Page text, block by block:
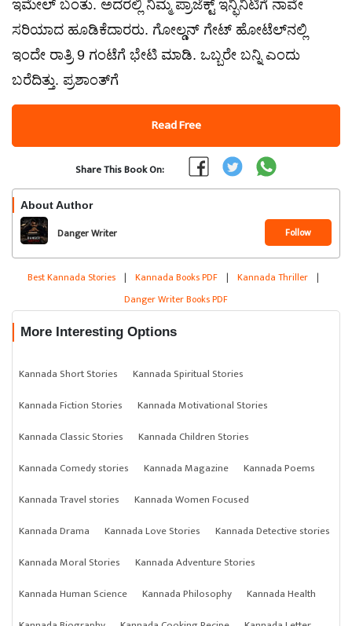
ಇಮೇಲ್ ಬಂತು. ಅದರಲ್ಲಿ ನಿಮ್ಮ ಪ್ರಾಜೆಕ್ಟ್ ಇನ್ಫಿನಿಟಿಗೆ ನಾವೇ
ಸರಿಯಾದ ಹೂಡಿಕೆದಾರರು. ಗೋಲ್ಡನ್ ಗೇಟ್ ಹೋಟೆಲ್‌ನಲ್ಲಿ
ಇಂದೇ ರಾತ್ರಿ 9 ಗಂಟೆಗೆ ಭೇಟಿ ಮಾಡಿ. ಒಬ್ಬರೇ ಬನ್ನಿ ಎಂದು
ಬರೆದಿತ್ತು. ಪ್ರಶಾಂತ್‌ಗೆ
Read Free
Share This Book On:
About Author
Danger Writer Follow
Best Kannada Stories | Kannada Books PDF | Kannada Thriller |
Danger Writer Books PDF
More Interesting Options
Kannada Short Stories
Kannada Spiritual Stories
Kannada Fiction Stories
Kannada Motivational Stories
Kannada Classic Stories
Kannada Children Stories
Kannada Comedy stories
Kannada Magazine
Kannada Poems
Kannada Travel stories
Kannada Women Focused
Kannada Drama
Kannada Love Stories
Kannada Detective stories
Kannada Moral Stories
Kannada Adventure Stories
Kannada Human Science
Kannada Philosophy
Kannada Health